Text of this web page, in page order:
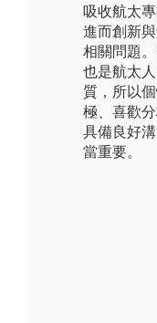
吸收航太專
進而創新
相關問題
也是航太
質，所以
極、喜歡分
具備良好
當重要。